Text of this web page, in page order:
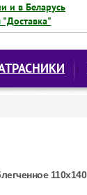
и в Беларусь
"Доставка"
110х140